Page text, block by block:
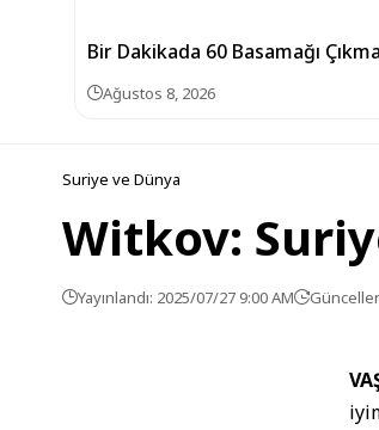
Bir Dakikada 60 Basamağı
Ağustos 8, 2026
Suriye ve Dünya
Witkov:
Yayınlandı: 2025/07/27 9:00 AM